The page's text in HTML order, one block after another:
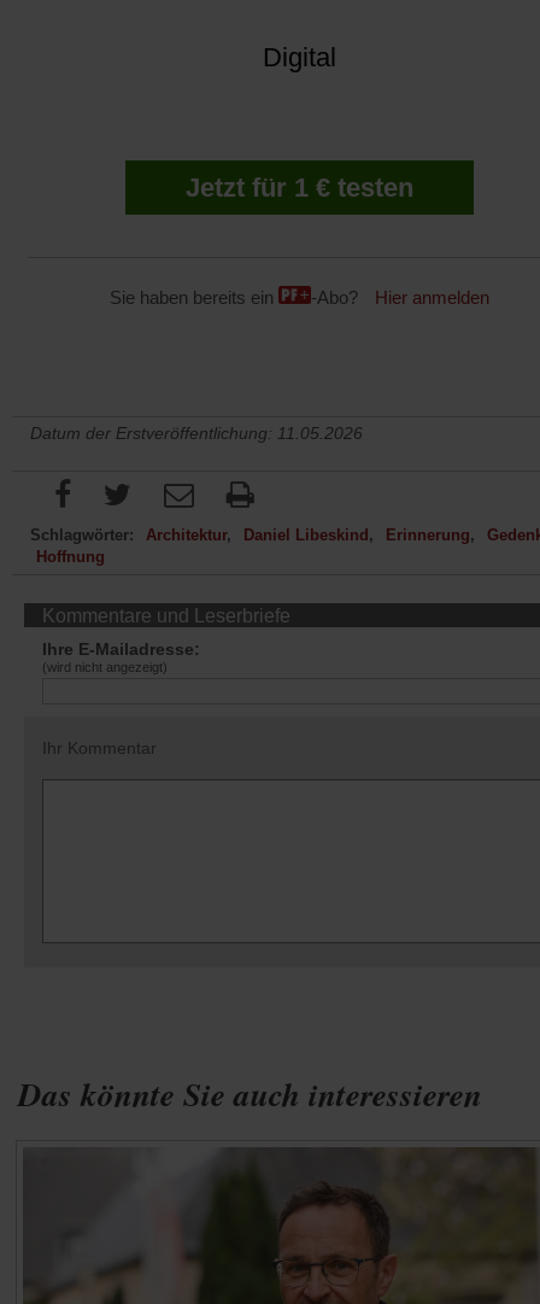
Das könnte Sie auch interessieren
Digital
Jetzt für 1 € testen
Sie haben bereits ein -Abo? Hier anmelden
Datum der Erstveröffentlichung: 11.05.2026
Schlagwörter: Architektur Daniel Libeskind Erinnerung
Hoffnung
Kommentare und Leserbriefe
Ihre E-Mailadresse:
(wird nicht angezeigt)
Ihr Kommentar